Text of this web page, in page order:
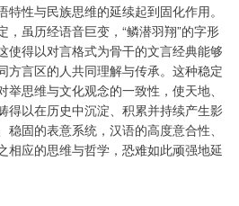
性与民族思维的延续起到固化作用。
，虽历经语音巨变，“鳞潜羽翔”的字形
使得以对言格式为骨干的文言经典能够
方言区的人共同理解与传承。这种稳定
思维与文化观念的一致性，使天地、
得以在历史中沉淀、积累并持续产生影
固的表意系统，汉语的高度意合性、
相应的思维与哲学，恐难如此顽强地延